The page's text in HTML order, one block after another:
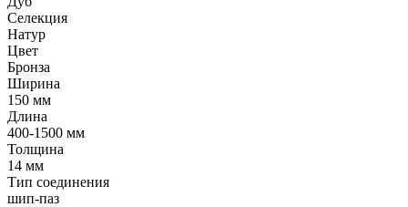
Селекция
Натур
Цвет
Бронза
Ширина
150 мм
Длина
400-1500 мм
Толщина
14 мм
Тип соединения
шип-паз